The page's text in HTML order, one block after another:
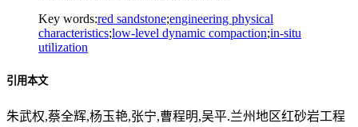
Key words:red sandstone;engineering physical
characteristics;low-level dynamic compaction;in-situ
utilization
引用本文
朱武权,蔡全辉,杨玉艳,张宁,曹程明,吴平.兰州地区红砂岩工程